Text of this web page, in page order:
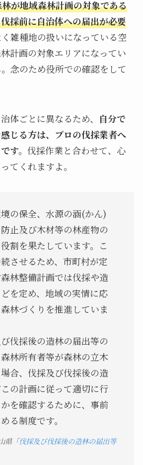
が地域森林計画の対象である
採前に自治体への届出が必要
雑種地の扱いになっている空
計画の対象エリアになってい
念のため役所での確認をして
体ごとに異なるため、
自分で
じる方は、プロの伐採業者へ
す。 伐採作業と合わせて、心
てくれますよ。
の保全、水源の涵(かん)
止及び木材等の林産物の
割を果たしています。こ
させるため、市町村が定
林整備計画では伐採や造
を定め、地域の実情に応
林づくりを推進していま
伐採後の造林の届出等の
林所有者等が森林の立木
合、伐採及び伐採後の造
の計画に従って適切に行
を確認するために、事前
る制度です。
県「伐採及び伐採後の造林の届出等